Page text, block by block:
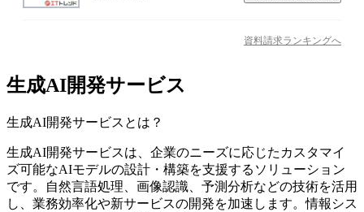
資料請求ランキングへ
生成AI開発サービス
生成AI開発サービス とは？
生成AI開発サービスは、企業のニーズに応じたカスタマイ
ズ可能なAIモデルの設計・構築を支援するソリューション
です。自然言語処理、画像認識、予測分析などの技術を活用
し、業務効率化や新サービスの開発を加速します。情報シス